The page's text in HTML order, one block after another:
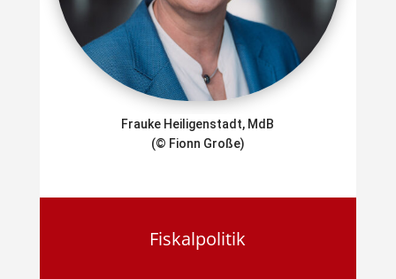
Frauke Heiligenstadt, MdB
(© Fionn Große)
Fiskalpolitik